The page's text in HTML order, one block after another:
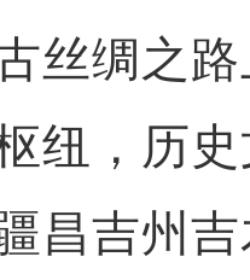
丝绸之
纽，历
昌吉州